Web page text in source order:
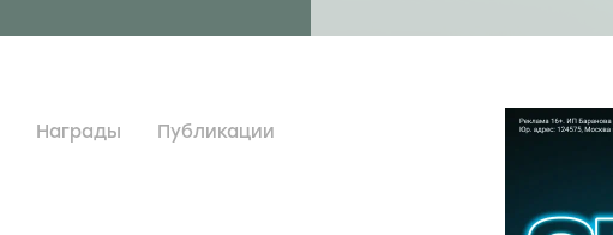
Награды Публикации